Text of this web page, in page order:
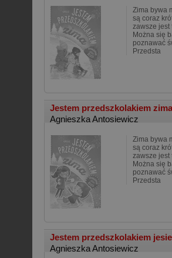
Zima bywa
są coraz
zawsze jest
Można się
poznawać
Przedsta
Jestem przedszkolakiem
Agnieszka Antosiewicz
Zima bywa
są coraz
zawsze jest
Można się
poznawać
Przedsta
Jestem przedszkolakiem
Agnieszka Antosiewicz